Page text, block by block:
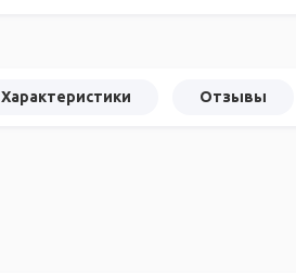
Характеристики Отзывы